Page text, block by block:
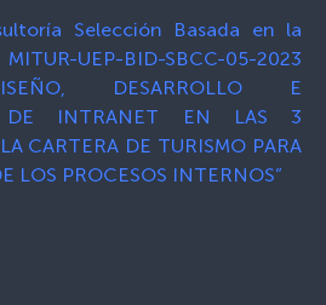
Selección Basada en la
UEP-BID-SBCC-05-2023
DESARROLLO E
DE INTRANET EN LAS 3
CARTERA DE TURISMO PARA
LOS PROCESOS INTERNOS”